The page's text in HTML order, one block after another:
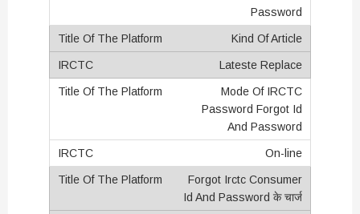
Password
Kind Of Article
Lateste Replace
Mode Of IRCTC
Password Forgot Id
And Password
On-line
Forgot Irctc Consumer
Id And Password के चार्ज